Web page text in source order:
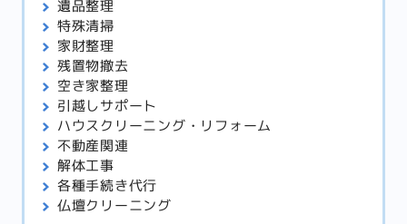
遺品整理
特殊清掃
家財整理
残置物撤去
空き家整理
引越しサポート
ハウスクリーニング・ リフォーム
不動産関連
解体工事
各種手続き代行
仏壇クリーニング